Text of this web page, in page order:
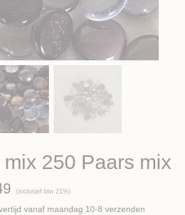
250 Paars mix
(inclusief btw 21%)
vanaf maandag 10-8 verzenden